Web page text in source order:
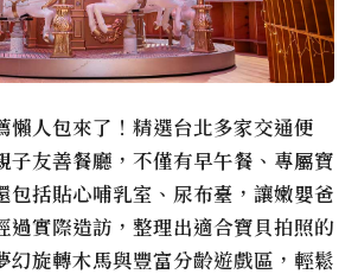
懶人包來了！精選台北多家交通便
子友善餐廳，不僅有早午餐、專屬寶
包括貼心哺乳室、尿布臺，讓嫩嬰爸
過實際造訪，整理出適合寶貝拍照的
幻旋轉木馬與豐富分齡遊戲區，輕鬆